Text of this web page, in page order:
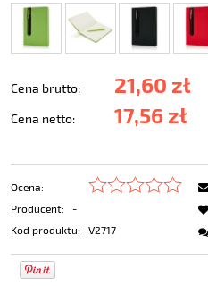
Cena brutto: 21,60 zł
Cena netto: 17,56 zł
Ocena:
Producent:
-
Kod produktu:
V2717